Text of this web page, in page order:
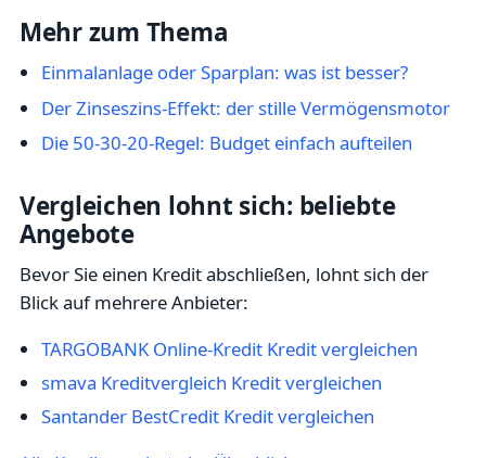
Mehr zum Thema
Einmalanlage oder Sparplan: was ist besser?
Der Zinseszins-Effekt: der stille Vermögensmotor
Die 50-30-20-Regel: Budget einfach aufteilen
Vergleichen lohnt sich: beliebte
Angebote
Bevor Sie einen Kredit abschließen, lohnt sich der
Blick auf mehrere Anbieter:
TARGOBANK Online-Kredit Kredit vergleichen
smava Kreditvergleich Kredit vergleichen
Santander BestCredit Kredit vergleichen